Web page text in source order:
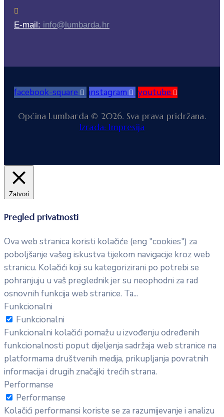
E-mail: info@lumbarda.hr
facebook-square instagram youtube
Općina Lumbarda © 2026. Sva prava pridržana.
Izrada: Impresija
Zatvori
Pregled privatnosti
Ova web stranica koristi kolačiće (eng "cookies") za
poboljšanje vašeg iskustva tijekom navigacije kroz web
stranicu. Kolačići koji su kategorizirani po potrebi se
pohranjuju u vaš preglednik jer su neophodni za rad
osnovnih funkcija web stranice. Ta...
Funkcionalni
Funkcionalni
Funkcionalni kolačići pomažu u izvođenju određenih
funkcionalnosti poput dijeljenja sadržaja web stranice na
platformama društvenih medija, prikupljanja povratnih
informacija i drugih značajki trećih strana.
Performanse
Performanse
Kolačići performansi koriste se za razumijevanje i analizu